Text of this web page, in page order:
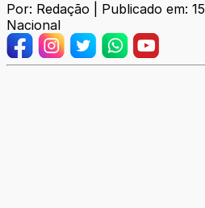
Por: Redação | Publicado em:
Nacional